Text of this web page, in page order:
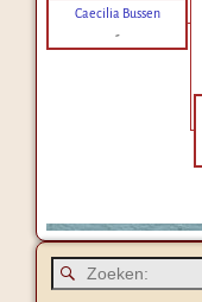
Caecilia Bussen
-